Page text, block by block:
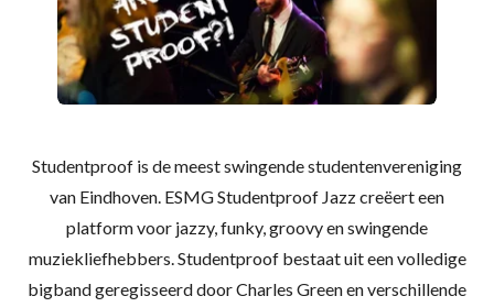
Studentproof is de meest swingende studentenvereniging
van Eindhoven. ESMG Studentproof Jazz creëert een
platform voor jazzy, funky, groovy en swingende
muziekliefhebbers.Studentproof bestaat uit een volledige
bigband geregisseerd door Charles Green en verschillende